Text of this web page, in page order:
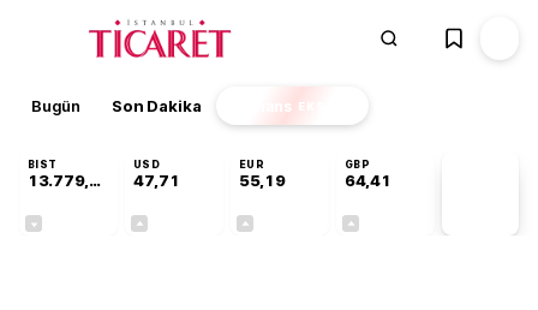
Bugün Son Dakika Finans EKSTRA
BIST
13.779,39
USD
47,71
EUR
55,19
GBP
64,41